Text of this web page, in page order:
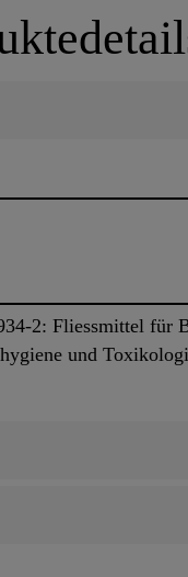
2: Fliessmittel für
und